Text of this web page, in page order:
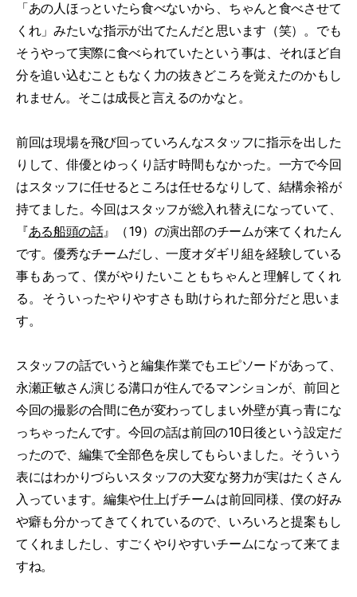
「あの人ほっといたら食べないから、ちゃんと食べさせて
くれ」みたいな指示が出てたんだと思います（笑）。でも
そうやって実際に食べられていたという事は、それほど自
分を追い込むこともなく力の抜きどころを覚えたのかもし
れません。そこは成長と言えるのかなと。
前回は現場を飛び回っていろんなスタッフに指示を出した
りして、俳優とゆっくり話す時間もなかった。一方で今回
はスタッフに任せるところは任せるなりして、結構余裕が
持てました。今回はスタッフが総入れ替えになっていて、
『ある船頭の話』（19）の演出部のチームが来てくれたん
です。優秀なチームだし、一度オダギリ組を経験している
事もあって、僕がやりたいこともちゃんと理解してくれ
る。そういったやりやすさも助けられた部分だと思いま
す。
スタッフの話でいうと編集作業でもエピソードがあって、
永瀬正敏さん演じる溝口が住んでるマンションが、前回と
今回の撮影の合間に色が変わってしまい外壁が真っ青にな
っちゃったんです。今回の話は前回の10日後という設定だ
ったので、編集で全部色を戻してもらいました。そういう
表にはわかりづらいスタッフの大変な努力が実はたくさん
入っています。編集や仕上げチームは前回同様、僕の好み
や癖も分かってきてくれているので、いろいろと提案もし
てくれましたし、すごくやりやすいチームになって来てま
すね。